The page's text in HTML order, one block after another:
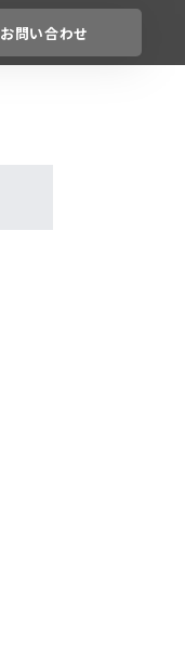
お問い合わせ